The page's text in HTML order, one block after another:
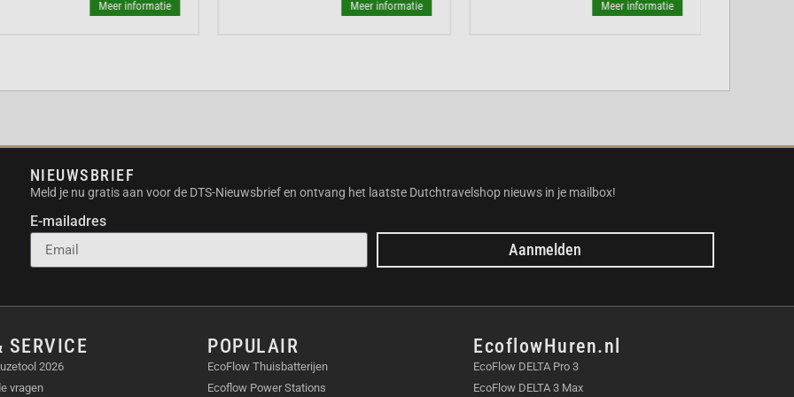
en de smaak van
spoeling uit.
de bediening zeer
kies je uit vijf
espresso of een
De slimme
zelf aan voor
van een
Waar veel kleine
Meer informatie Meer informatie Meer informatie
NIEUWSBRIEF
Meld je nu gratis aan voor de DTS-Nieuwsbrief en ontvang het laatste Dutchtravelshop nieuws in je mailbox!
E-mailadres
Aanmelden
SERVICE
2026
vragen
POPULAIR
EcoFlow Thuisbatterijen
Ecoflow Power Stations
EcoflowHuren.nl
EcoFlow DELTA Pro 3
EcoFlow DELTA 3 Max